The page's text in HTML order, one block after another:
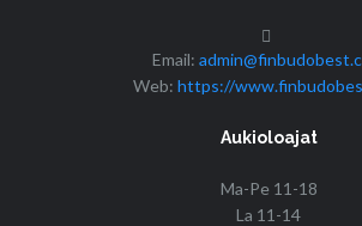
Email:
Web: https://
Aukioloajat
Ma-Pe 11-18
La 11-14